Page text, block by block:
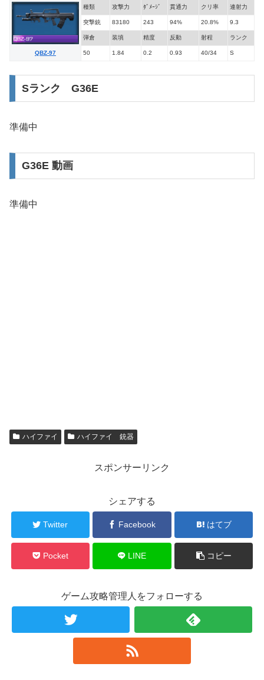
QBZ-97
種類 攻撃力 ﾀﾞﾒｰｼﾞ 貫通力 クリ率 連射力
突撃銃 83180 243 94% 20.8% 9.3
弾倉 装填 精度 反動 射程 ランク
50 1.84 0.2 0.93 40/34 S
Sランク G36E
準備中
G36E 動画
準備中
ハイファイ ハイファイ 銃器
スポンサーリンク
シェアする
Twitter Facebook はてブ
Pocket LINE コピー
ゲーム攻略管理人をフォローする